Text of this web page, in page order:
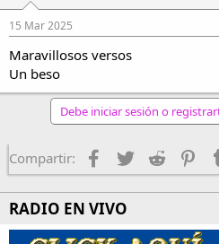
15 Mar 2025
Maravillosos versos
Un beso
Debe iniciar sesión o
Compartir: Facebook
TwitterReddit
RADIO EN VIVO